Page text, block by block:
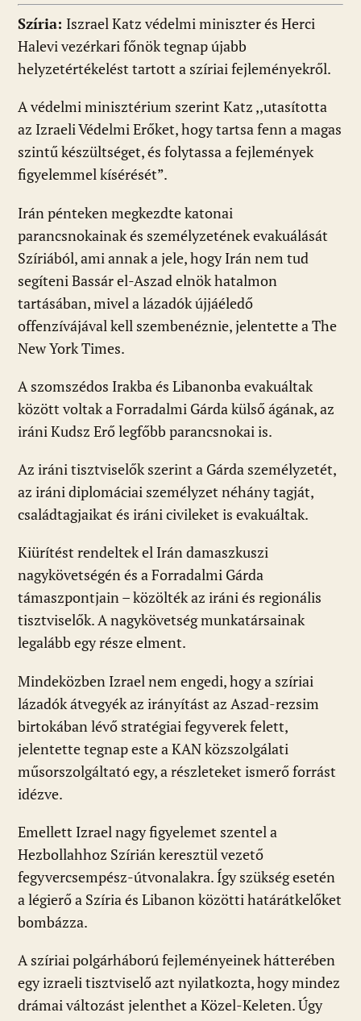
Szíria: Iszrael Katz védelmi miniszter és Herci
Halevi vezérkari főnök tegnap újabb
helyzetértékelést tartott a szíriai fejleményekről.
A védelmi minisztérium szerint Katz ,,utasította
az Izraeli Védelmi Erőket, hogy tartsa fenn a magas
szintű készültséget, és folytassa a fejlemények
figyelemmel kísérését”.
Irán pénteken megkezdte katonai
parancsnokainak és személyzetének evakuálását
Szíriából, ami annak a jele, hogy Irán nem tud
segíteni Bassár el-Aszad elnök hatalmon
tartásában, mivel a lázadók újjáéledő
offenzívájával kell szembenéznie, jelentette a The
New York Times.
A szomszédos Irakba és Libanonba evakuáltak
között voltak a Forradalmi Gárda külső ágának, az
iráni Kudsz Erő legfőbb parancsnokai is.
Az iráni tisztviselők szerint a Gárda személyzetét,
az iráni diplomáciai személyzet néhány tagját,
családtagjaikat és iráni civileket is evakuáltak.
Kiürítést rendeltek el Irán damaszkuszi
nagykövetségén és a Forradalmi Gárda
támaszpontjain – közölték az iráni és regionális
tisztviselők. A nagykövetség munkatársainak
legalább egy része elment.
Mindeközben Izrael nem engedi, hogy a szíriai
lázadók átvegyék az irányítást az Aszad-rezsim
birtokában lévő stratégiai fegyverek felett,
jelentette tegnap este a KAN közszolgálati
műsorszolgáltató egy, a részleteket ismerő forrást
idézve.
Emellett Izrael nagy figyelemet szentel a
Hezbollahhoz Szírián keresztül vezető
fegyvercsempész-útvonalakra. Így szükség esetén
a légierő a Szíria és Libanon közötti határátkelőket
bombázza.
A szíriai polgárháború fejleményeinek hátterében
egy izraeli tisztviselő azt nyilatkozta, hogy mindez
drámai változást jelenthet a Közel-Keleten. Úgy